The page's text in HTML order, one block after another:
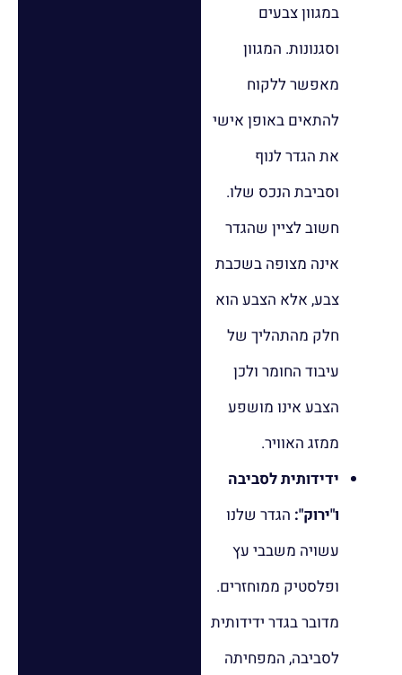
במגוון צבעים
וסגנונות. המגוון
מאפשר ללקוח
להתאים באופן אישי
את הגדר לנוף
וסביבת הנכס שלו.
חשוב לציין שהגדר
אינה מצופה בשכבת
צבע, אלא הצבע הוא
חלק מהתהליך של
עיבוד החומר ולכן
הצבע אינו מושפע
ממזג האוויר.
ידידותית לסביבה
ו"ירוק": הגדר שלנו
עשויה משבבי עץ
ופלסטיק ממוחזרים.
מדובר בגדר ידידותית
לסביבה, המפחיתה